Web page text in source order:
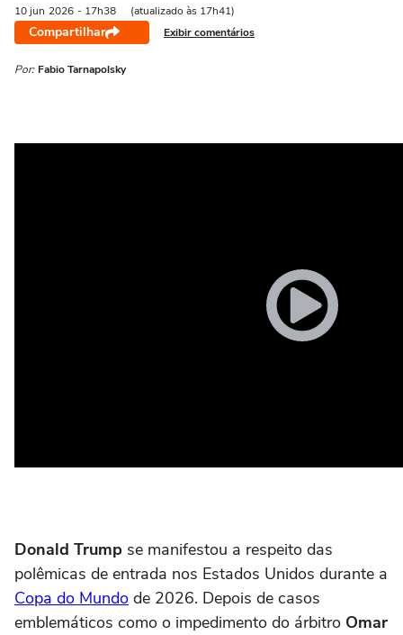
10 jun 2026 - 17h38 (atualizado às 17h41)
Compartilhar Exibir comentários
Por: Fabio Tarnapolsky
Donald Trump se manifestou a respeito das
polêmicas de entrada nos Estados Unidos durante a
Copa do Mundo de 2026. Depois de casos
emblemáticos como o impedimento do árbitro Omar